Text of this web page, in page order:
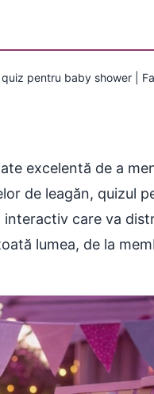
pentru baby shower |
excelentă de a
de leagăn, quizul
care va
lumea, de la